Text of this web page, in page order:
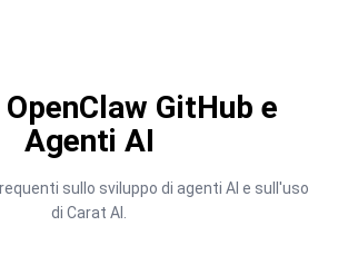
OpenClaw GitHub e
Agenti AI
sullo sviluppo di agenti AI e sull'uso
di Carat AI.